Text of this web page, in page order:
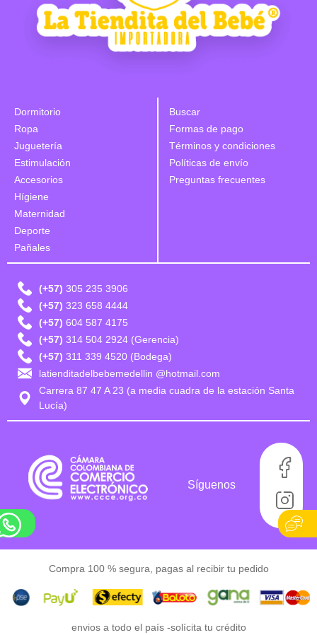
Dormitorio
Ropa
Juguetería
Estimulación
Accesorios
Hígiene
Maternidad
Deporte
Pañales
Buscar
Formas de pago
Términos y condiciones
Políticas de envío
Preguntas frecuentes
(+57) 305 235 3906
(+57) 323 658 4444
(+57) 604 587 4175
(+57) 314 504 2924 (Gerencia)
(+57) 311 339 4520 (Bodega)
latienditadelbebemedellin @hotmail.com
Carrera 87 47 A 23 (a media cuadra de la estación Santa
Lucía)
Síguenos
Compra 100 % segura, pagas al recibir tu pedido
envios a todo el país -solícita tu crédito